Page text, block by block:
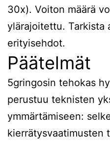
30x). Voiton määrä
ylärajoitettu. Tarkista
erityisehdot.
Päätelmät
5gringosin tehokas
perustuu teknisten
ymmärtämiseen:
kierrätysvaatimusten